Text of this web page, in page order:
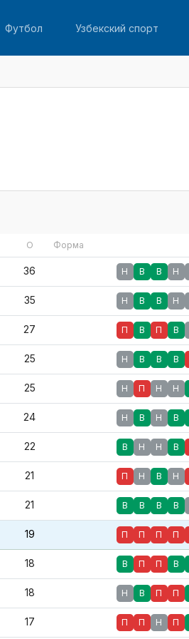
Футбол Узбекский спорт
О Форма
36 Н В В Н
35 Н В В Н
27 П В П В
25 Н В В В
25 Н П Н Н
24 Н В Н В
22 В Н Н В
21 П Н В Н
21 В В В В
19 П П П П
18 В П П В
18 Н В П П
17 П П Н П